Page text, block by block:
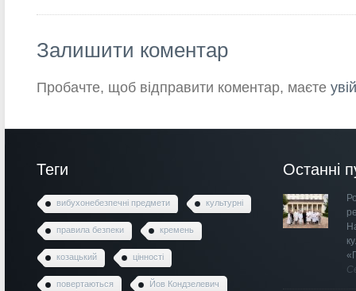
Залишити коментар
Пробачте, щоб відправити коментар, маєте
Теги
вибухонебезпечні предмети культурні
правила безпеки кремень
козацький цінності
повертаються Йов Кондзелевич
Останні